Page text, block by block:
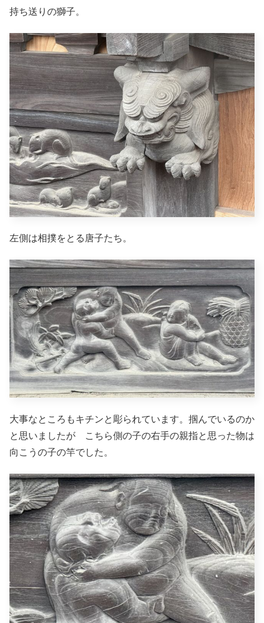
持ち送りの獅子。
左側は相撲をとる唐子たち。
大事なところもキチンと彫られています。掴んでいるのか
と思いましたが こちら側の子の右手の親指と思った物は
向こうの子の竿でした。